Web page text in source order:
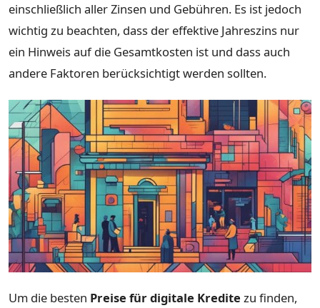
einschließlich aller Zinsen und Gebühren. Es ist jedoch
wichtig zu beachten, dass der effektive Jahreszins nur
ein Hinweis auf die Gesamtkosten ist und dass auch
andere Faktoren berücksichtigt werden sollten.
Um die besten Preise für digitale Kredite zu finden,